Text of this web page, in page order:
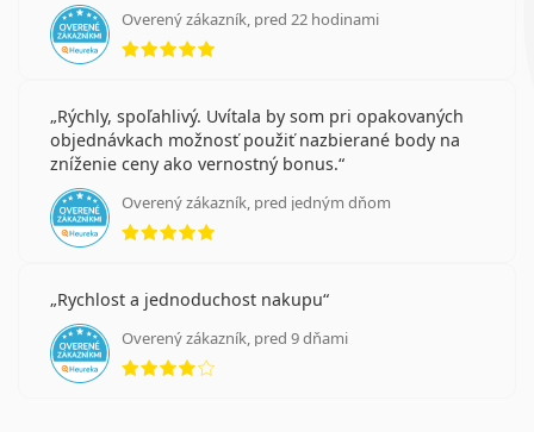
Overený zákazník, pred 22 hodinami
hodnotenie 5 z 5
Rýchly, spoľahlivý. Uvítala by som pri opakovaných
objednávkach možnosť použiť nazbierané body na
zníženie ceny ako vernostný bonus.
Overený zákazník, pred jedným dňom
hodnotenie 5 z 5
Rychlost a jednoduchost nakupu
Overený zákazník, pred 9 dňami
hodnotenie 4 z 5